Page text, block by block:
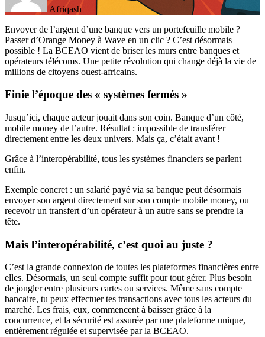
Afriqash
Envoyer de l’argent d’une banque vers un portefeuille mobile ?
Passer d’Orange Money à Wave en un clic ? C’est désormais
possible ! La BCEAO vient de briser les murs entre banques et
opérateurs télécoms. Une petite révolution qui change déjà la vie de
millions de citoyens ouest-africains.
Finie l’époque des « systèmes fermés »
Jusqu’ici, chaque acteur jouait dans son coin. Banque d’un côté,
mobile money de l’autre. Résultat : impossible de transférer
directement entre les deux univers. Mais ça, c’était avant !
Grâce à l’interopérabilité, tous les systèmes financiers se parlent
enfin.
Exemple concret : un salarié payé via sa banque peut désormais
envoyer son argent directement sur son compte mobile money, ou
recevoir un transfert d’un opérateur à un autre sans se prendre la
tête.
Mais l’interopérabilité, c’est quoi au juste ?
C’est la grande connexion de toutes les plateformes financières entre
elles. Désormais, un seul compte suffit pour tout gérer. Plus besoin
de jongler entre plusieurs cartes ou services. Même sans compte
bancaire, tu peux effectuer tes transactions avec tous les acteurs du
marché. Les frais, eux, commencent à baisser grâce à la
concurrence, et la sécurité est assurée par une plateforme unique,
entièrement régulée et supervisée par la BCEAO.